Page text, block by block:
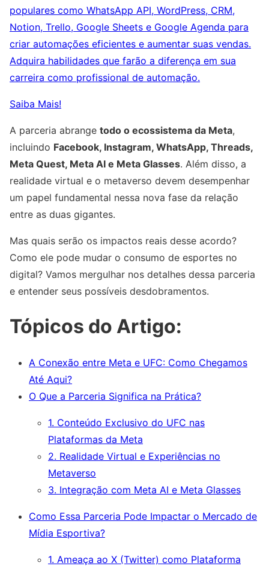
populares como WhatsApp API, WordPress, CRM,
Notion, Trello, Google Sheets e Google Agenda para
criar automações eficientes e aumentar suas vendas.
Adquira habilidades que farão a diferença em sua
carreira como profissional de automação.
Saiba Mais!
A parceria abrange todo o ecossistema da Meta,
incluindo Facebook, Instagram, WhatsApp, Threads,
Meta Quest, Meta AI e Meta Glasses. Além disso, a
realidade virtual e o metaverso devem desempenhar
um papel fundamental nessa nova fase da relação
entre as duas gigantes.
Mas quais serão os impactos reais desse acordo?
Como ele pode mudar o consumo de esportes no
digital? Vamos mergulhar nos detalhes dessa parceria
e entender seus possíveis desdobramentos.
Tópicos do Artigo:
A Conexão entre Meta e UFC: Como Chegamos
Até Aqui?
O Que a Parceria Significa na Prática?
1. Conteúdo Exclusivo do UFC nas
Plataformas da Meta
2. Realidade Virtual e Experiências no
Metaverso
3. Integração com Meta AI e Meta Glasses
Como Essa Parceria Pode Impactar o Mercado de
Mídia Esportiva?
1. Ameaça ao X (Twitter) como Plataforma